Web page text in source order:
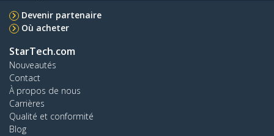
Devenir partenaire
Où acheter
StarTech.com
Nouveautés
Contact
À propos de nous
Carrières
Qualité et conformité
Blog